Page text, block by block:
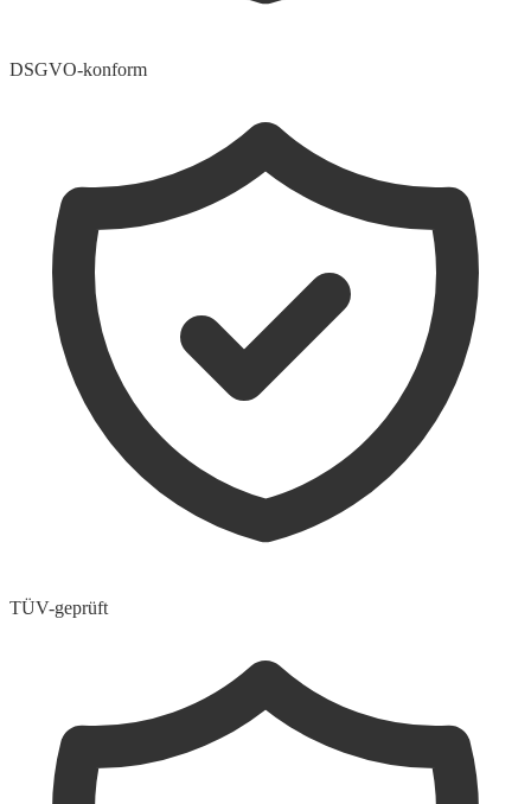
DSGVO-konform
TÜV-geprüft